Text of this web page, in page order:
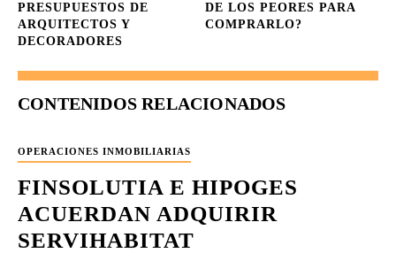
PRESUPUESTOS DE
ARQUITECTOS Y
DECORADORES
DE LOS PEORES PARA
COMPRARLO?
CONTENIDOS RELACIONADOS
OPERACIONES INMOBILIARIAS
FINSOLUTIA E HIPOGES
ACUERDAN ADQUIRIR
SERVIHABITAT